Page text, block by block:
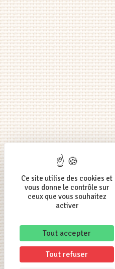
Ce site utilise des cookies et
vous donne le contrôle sur
ceux que vous souhaitez
activer
Tout accepter
Tout refuser